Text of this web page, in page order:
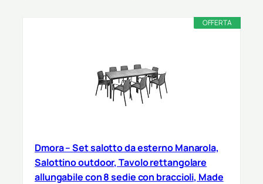
OFFERTA
Dmora – Set salotto da esterno Manarola,
Salottino outdoor, Tavolo rettangolare
allungabile con 8 sedie con braccioli, Made